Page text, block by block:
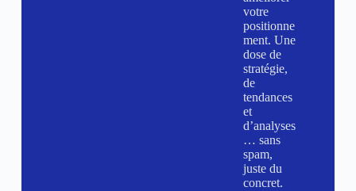
votre
positionne
ment. Une
dose de
stratégie,
de
tendances
et
d’analyses
… sans
spam,
juste du
concret.